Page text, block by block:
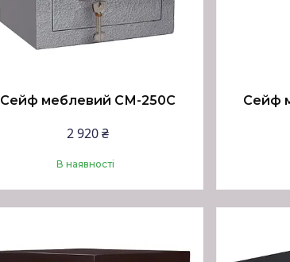
Сейф меблевий СМ-250С
2 920 ₴
В наявності
Сейф